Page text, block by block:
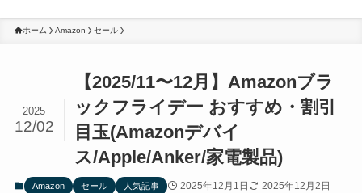
ホーム Amazon セール
【2025/11〜12月】Amazonブラ
ックフライデー おすすめ・割引
目玉(Amazonデバイ
ス/Apple/Anker/家電製品)
2025
12/02
Amazon セール 人気記事 2025年12月1日 2025年12月2日